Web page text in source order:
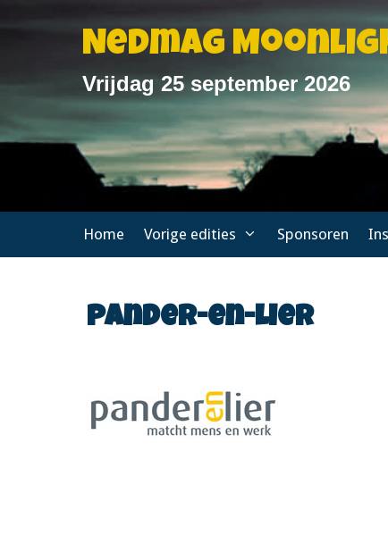
Nedmag
Vrijdag 25 september 2026
Home Vorige edities Sponsoren
pander-en-lier